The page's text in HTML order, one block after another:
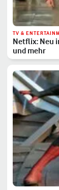
TV &
Netflix: Neu
und mehr